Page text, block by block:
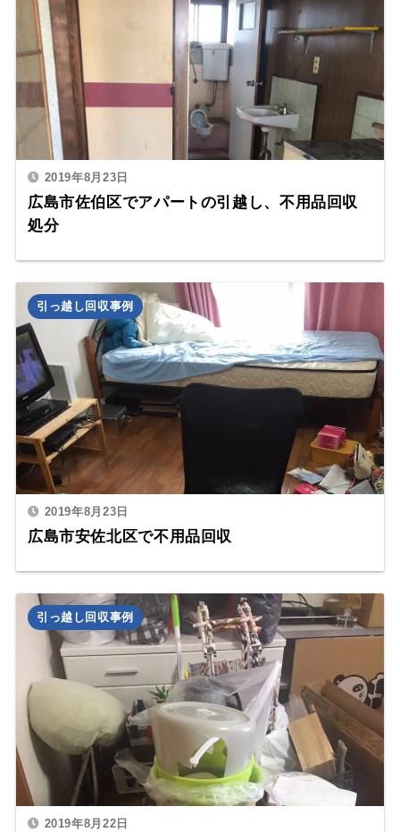
2019年8月23日
広島市佐伯区でアパートの引越し、不用品回収
処分
2019年8月23日
広島市安佐北区で不用品回収
引っ越し回収事例
2019年8月22日
引っ越し回収事例